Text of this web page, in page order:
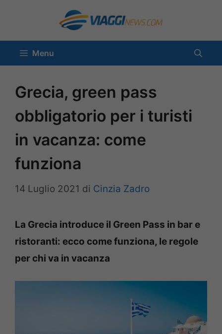
contenuto
Menu
Grecia, green pass
obbligatorio per i turisti
in vacanza: come
funziona
14 Luglio 2021 di Cinzia Zadro
La Grecia introduce il Green Pass in bar e
ristoranti: ecco come funziona, le regole
per chi va in vacanza